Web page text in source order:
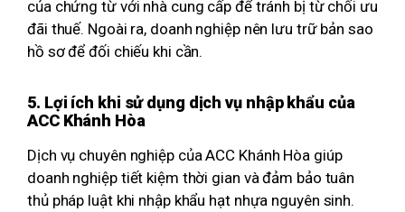
của chứng từ với nhà cung cấp để tránh bị từ chối ưu
đãi thuế. Ngoài ra, doanh nghiệp nên lưu trữ bản sao
hồ sơ để đối chiếu khi cần.
5. Lợi ích khi sử dụng dịch vụ nhập khẩu của
ACC Khánh Hòa
Dịch vụ chuyên nghiệp của ACC Khánh Hòa giúp
doanh nghiệp tiết kiệm thời gian và đảm bảo tuân
thủ pháp luật khi nhập khẩu hạt nhựa nguyên sinh.